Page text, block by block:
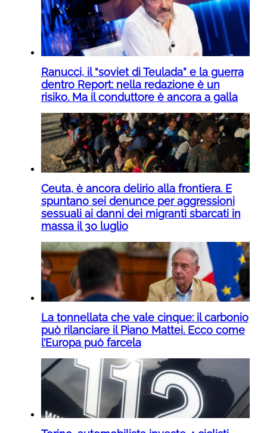
Ranucci, il “soviet di Teulada” e la guerra
dentro Report: nella redazione è un
risiko. Ma il conduttore è ancora a galla
Ceuta, è ancora delirio alla frontiera. E
spuntano sei denunce per aggressioni
sessuali ai danni dei migranti sbarcati in
massa il 30 luglio
La tonnellata che vale cinque: il carbonio
può rilanciare il Piano Mattei. Ecco come
l’Europa può farcela